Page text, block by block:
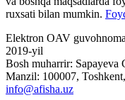
ruxsati bilan mumkin.
Elektron OAV
2019-yil
Bosh muharrir: Sapayeva
Manzil: 100007,
info@afisha.uz